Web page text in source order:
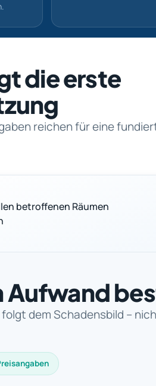
die erste
reichen für eine
betroffenen Räumen
Aufwand
dem Schadensbild –